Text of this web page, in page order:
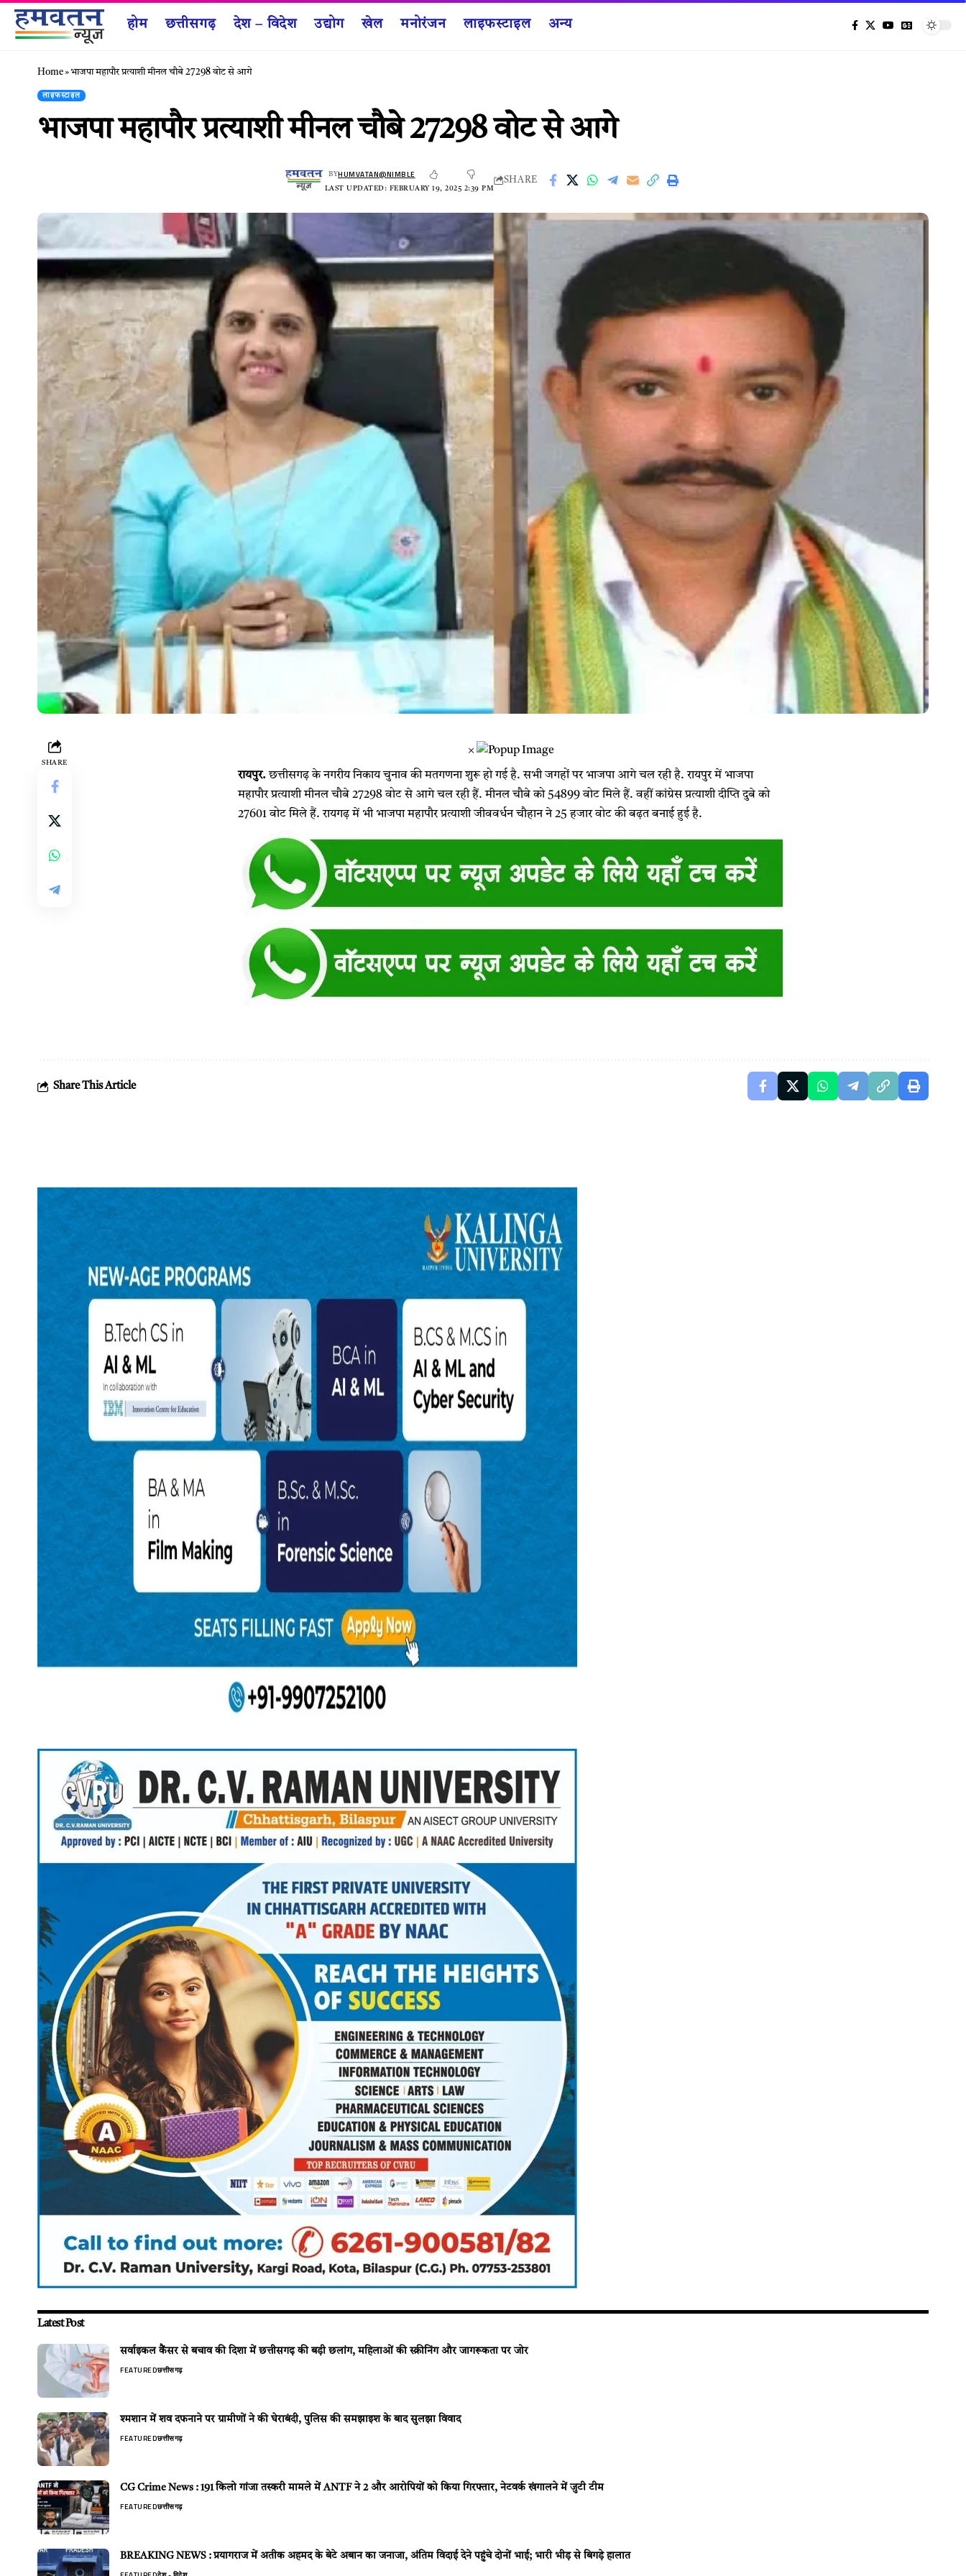
होम छत्तीसगढ़ देश – विदेश उद्योग खेल मनोरंजन लाइफस्टाइल अन्य
Home»भाजपा महापौर प्रत्याशी मीनल चौबे 27298 वोट से आगे
लाइफस्टाइल
भाजपा महापौर प्रत्याशी मीनल चौबे 27298 वोट से आगे
LAST UPDATED: FEBRUARY 19, 2025 2:39 PM
BYHUMVATAN@NIMBLE
SHARE
SHARE
×
रायपुर.छत्तीसगढ़ के नगरीय निकाय चुनाव की मतगणना शुरू हो गई है. सभी जगहों पर भाजपा आगे चल रही है. रायपुर में भाजपा
महापौर प्रत्याशी मीनल चौबे 27298 वोट से आगे चल रही हैं. मीनल चौबे को 54899 वोट मिले हैं. वहीं कांग्रेस प्रत्याशी दीप्ति दुबे को
27601 वोट मिले हैं. रायगढ़ में भी भाजपा महापौर प्रत्याशी जीववर्धन चौहान ने 25 हजार वोट की बढ़त बनाई हुई है.
Share This Article
Latest Post
सर्वाइकल कैंसर से बचाव की दिशा में छत्तीसगढ़ की बड़ी छलांग, महिलाओं की स्क्रीनिंग और जागरूकता पर जोर
FEATUREDछत्तीसगढ़
श्मशान में शव दफनाने पर ग्रामीणों ने की घेराबंदी, पुलिस की समझाइश के बाद सुलझा विवाद
FEATUREDछत्तीसगढ़
CG Crime News : 191 किलो गांजा तस्करी मामले में ANTF ने 2 और आरोपियों को किया गिरफ्तार, नेटवर्क खंगालने में जुटी टीम
FEATUREDछत्तीसगढ़
BREAKING NEWS : प्रयागराज में अतीक अहमद के बेटे अबान का जनाजा, अंतिम विदाई देने पहुंचे दोनों भाई; भारी भीड़ से बिगड़े हालात